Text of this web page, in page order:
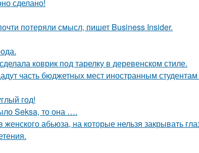
сделано!
потеряли смысл, пишет Business Insider.
коврик под тарелку в деревенском стиле.
часть бюджетных мест иностранным
год!
Seksa, то она ….
абьюза, на которые нельзя закрывать